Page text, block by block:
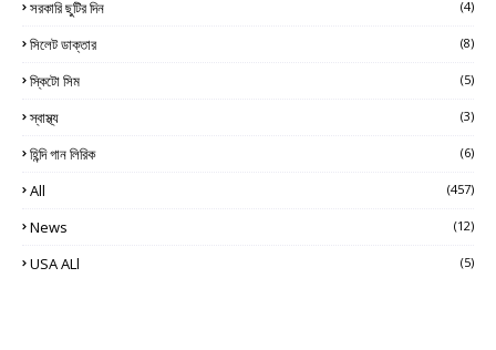
সরকারি ছুটির দিন (4)
সিলেট ডাক্তার (8)
স্কিটো সিম (5)
স্বাস্থ্য (3)
হিন্দি গান লিরিক (6)
All (457)
News (12)
USA ALl (5)